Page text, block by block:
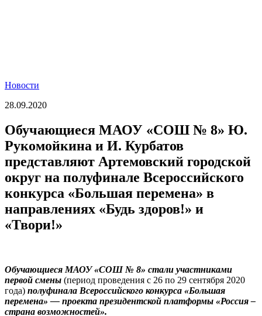
Новости
28.09.2020
Обучающиеся МАОУ «СОШ № 8» Ю.
Рукомойкина и И. Курбатов
представляют Артемовский городской
округ на полуфинале Всероссийского
конкурса «Большая перемена» в
направлениях «Будь здоров!» и
«Твори!»
Обучающиеся МАОУ «СОШ № 8» стали участниками
первой смены (период проведения с 26 по 29 сентября 2020
года) полуфинала Всероссийского конкурса «Большая
перемена» — проекта президентской платформы «Россия –
страна возможностей».